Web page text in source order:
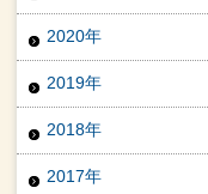
2020年
2019年
2018年
2017年